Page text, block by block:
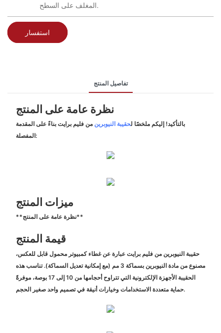
المغلف على السطح.
استفسار
تفاصيل المنتج
نظرة عامة على المنتج
بالتأكيد! إليكم ملخصًا لحقيبة النيوبرين من فليم برايت بناءً على المقدمة
المفصلة:
ميزات المنتج
**نظرة عامة على المنتج**
قيمة المنتج
حقيبة النيوبرين من فليم برايت عبارة عن غطاء كمبيوتر محمول قابل للعكس،
مصنوع من مادة النيوبرين بسماكة 3 مم (مع إمكانية تعديل السماكة). تناسب هذه
الحقيبة الأجهزة الإلكترونية التي تتراوح أحجامها من 10 إلى 17 بوصة، موفرةً
حماية متعددة الاستخدامات وخيارات أنيقة في تصميم واحد صغير الحجم.